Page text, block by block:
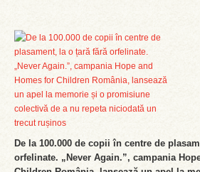
De la 100.000 de copii în centre de
orfelinate. „Never Again.”, campania